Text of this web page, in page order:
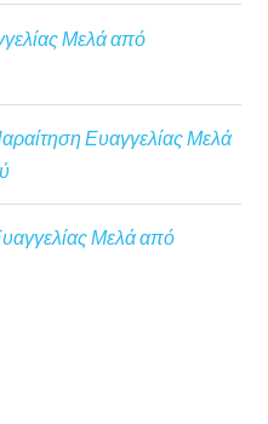
Μελά από
Ευαγγελίας Μελά
Μελά από